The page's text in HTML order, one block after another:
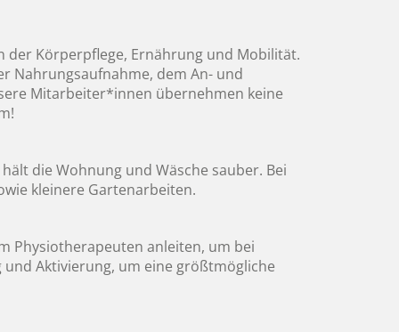
der Körperpflege, Ernährung und Mobilität.
Nahrungsaufnahme, dem An- und
Mitarbeiter*innen übernehmen keine
die Wohnung und Wäsche sauber. Bei
kleinere Gartenarbeiten.
Physiotherapeuten anleiten, um bei
Aktivierung, um eine größtmögliche